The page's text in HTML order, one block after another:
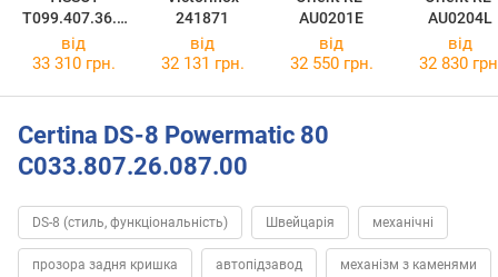
T099.407.36.0
37.00
241871
AU0201E
AU0204L
від
33 310 грн.
від
32 131 грн.
від
32 550 грн.
від
32 830
Certina DS-8 Powermatic 80
C033.807.26.087.00
DS-8 (стиль, функціональність) Швейцарія механічні
прозора задня кришка автопідзавод механізм з каменями